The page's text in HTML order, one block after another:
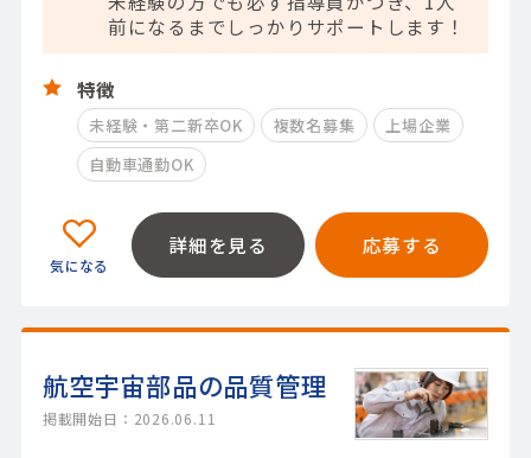
前になるまでしっかりサポートします！
特徴
未経験・第二新卒OK 複数名募集
上場企業
自動車通勤OK
詳細を見る 応募する
航空宇宙部品の品質管理
掲載開始日：2026.06.11